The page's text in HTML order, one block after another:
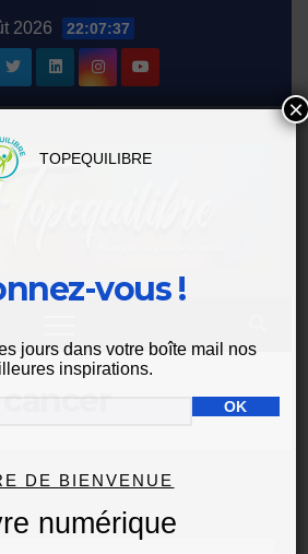
2026 22:07:37
TOPEQUILIBRE
vous !
jours dans votre boîte mail nos
inspirations.
DE BIENVENUE
numérique
×